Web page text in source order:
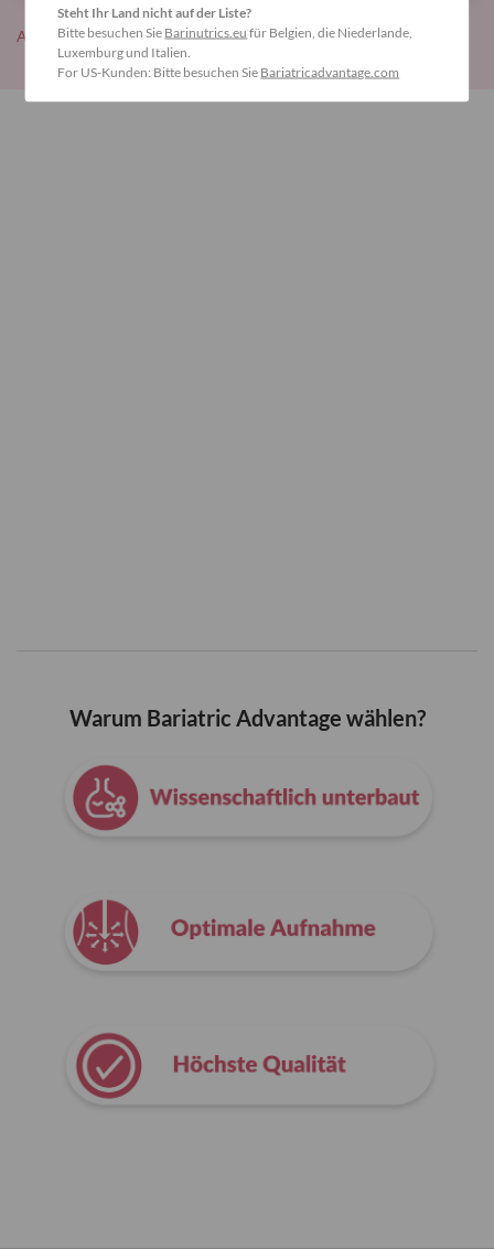
Alle Blogeinträge lesen
Warum Bariatric Advantage wählen?
Steht Ihr Land nicht auf der Liste?
Bitte besuchen Sie Barinutrics.eu für Belgien, die Niederlande,
Luxemburg und Italien.
For US-Kunden: Bitte besuchen Sie Bariatricadvantage.com